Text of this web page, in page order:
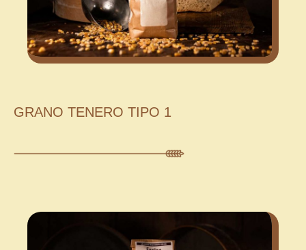
GRANO TENERO TIPO 1